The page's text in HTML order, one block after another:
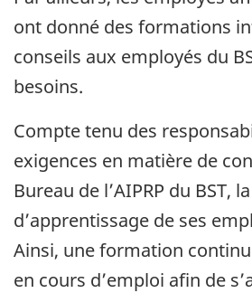
ont donné des formations
conseils aux employés du
besoins.
Compte tenu des
exigences en matière de
Bureau de l’AIPRP du BST,
d’apprentissage de ses
Ainsi, une formation
en cours d’emploi afin de